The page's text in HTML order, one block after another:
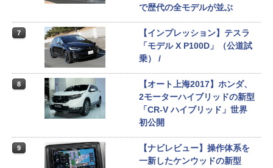
で歴代の全モデルが並ぶ
7
【インプレッション】テスラ
「モデル X P100D」（公道試
乗） /
8
【オート上海2017】ホンダ、
2モーターハイブリッドの新型
「CR-V ハイブリッド」世界
初公開
9
【ナビレビュー】操作体系を
一新したケンウッドの新型